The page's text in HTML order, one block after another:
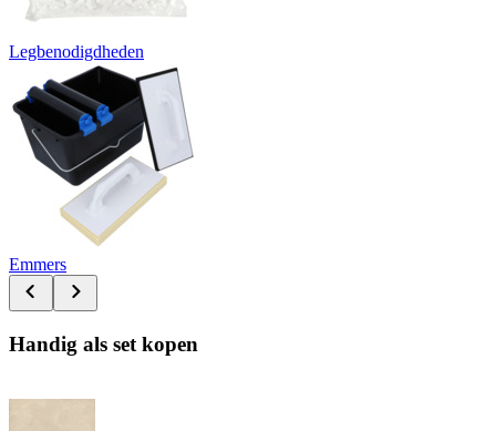
Legbenodigdheden
Emmers
Handig als set kopen